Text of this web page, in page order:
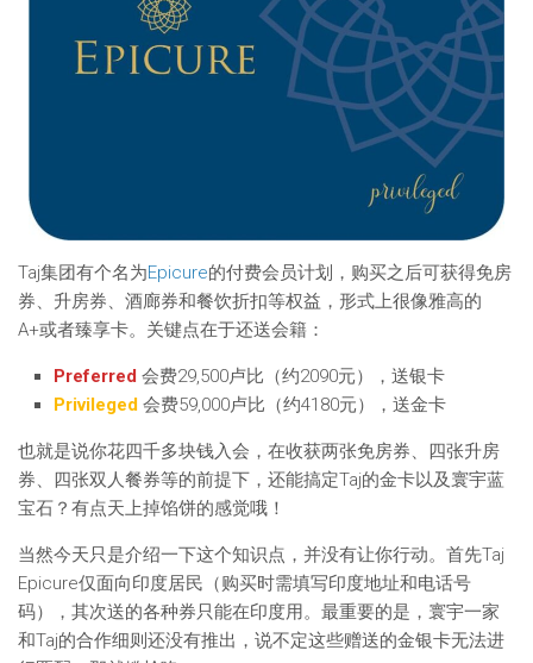
Taj集团有个名为Epicure的付费会员计划，购买之后可获得免房
券、升房券、酒廊券和餐饮折扣等权益，形式上很像雅高的
A+或者臻享卡。关键点在于还送会籍：
Preferred 会费29,500卢比（约2090元），送银卡
Privileged 会费59,000卢比（约4180元），送金卡
也就是说你花四千多块钱入会，在收获两张免房券、四张升房
券、四张双人餐券等的前提下，还能搞定Taj的金卡以及寰宇蓝
宝石？有点天上掉馅饼的感觉哦！
当然今天只是介绍一下这个知识点，并没有让你行动。首先Taj
Epicure仅面向印度居民（购买时需填写印度地址和电话号
码），其次送的各种券只能在印度用。最重要的是，寰宇一家
和Taj的合作细则还没有推出，说不定这些赠送的金银卡无法进